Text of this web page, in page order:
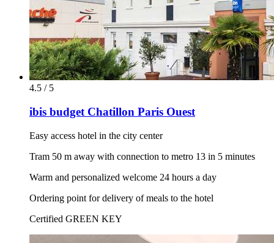
4.5 / 5
ibis budget Chatillon Paris Ouest
Easy access hotel in the city center
Tram 50 m away with connection to metro 13 in 5 minutes
Warm and personalized welcome 24 hours a day
Ordering point for delivery of meals to the hotel
Certified GREEN KEY